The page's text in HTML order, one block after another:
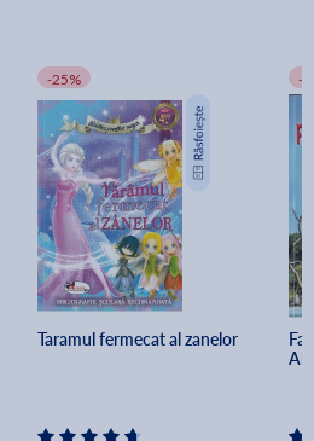
-25%
Taramul fermecat al zanelor
-